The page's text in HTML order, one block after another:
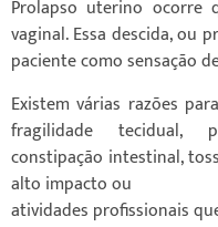
Prolapso uterino ocorre
vaginal. Essa descida, ou
paciente como sensação
Existem várias razões
fragilidade tecidual,
constipação intestinal,
alto impacto ou
atividades profissionais